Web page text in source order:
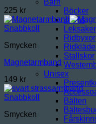
Barn
Böcker
Jeans
Leksaker
Ridbyxor
Stallskor
Unisex
Bälten
225 kr
Snabbkoll
Smycken
Magnetarmband
149 kr
Snabbkoll
Smycken